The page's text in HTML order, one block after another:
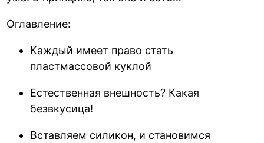
Оглавление:
Каждый имеет право стать
пластмассовой куклой
Естественная внешность? Какая
безвкусица!
Вставляем силикон, и становимся